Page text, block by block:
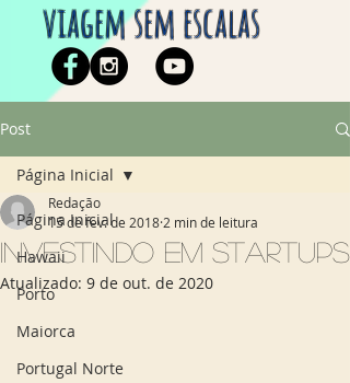
viagem sem escalas
Post
Página Inicial
Hawaii
Porto
Maiorca
Portugal Norte
Página Inicial
Investindo em startups
Redação
15 de fev. de 2018 2 min de leitura
Atualizado: 9 de out. de 2020